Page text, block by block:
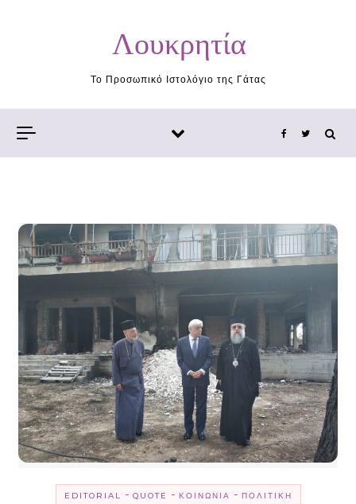
Λουκρητία
Το Προσωπικό Ιστολόγιο της Γάτας
EDITORIAL - QUOTE - ΚΟΙΝΩΝΊΑ - ΠΟΛΙΤΙΚΉ